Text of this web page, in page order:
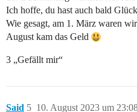
Ich hoffe, du hast auch bald
Wie gesagt, am 1. März waren
August kam das Geld
3 „Gefällt mir“
Said 10. August 2023 um
5